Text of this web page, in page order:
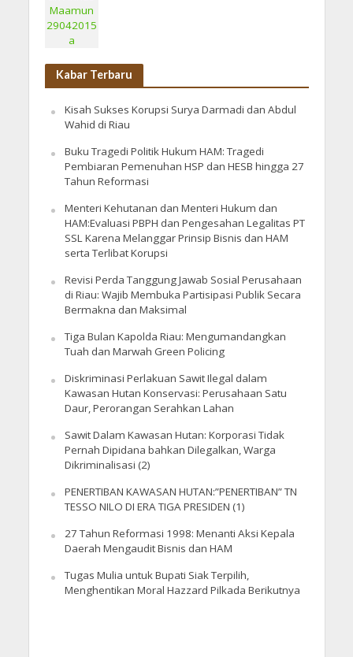
Kabar Terbaru
Kisah Sukses Korupsi Surya Darmadi dan Abdul
Wahid di Riau
Buku Tragedi Politik Hukum HAM: Tragedi
Pembiaran Pemenuhan HSP dan HESB hingga 27
Tahun Reformasi
Menteri Kehutanan dan Menteri Hukum dan
HAM:Evaluasi PBPH dan Pengesahan Legalitas PT
SSL Karena Melanggar Prinsip Bisnis dan HAM
serta Terlibat Korupsi
Revisi Perda Tanggung Jawab Sosial Perusahaan
di Riau: Wajib Membuka Partisipasi Publik Secara
Bermakna dan Maksimal
Tiga Bulan Kapolda Riau: Mengumandangkan
Tuah dan Marwah Green Policing
Diskriminasi Perlakuan Sawit Ilegal dalam
Kawasan Hutan Konservasi: Perusahaan Satu
Daur, Perorangan Serahkan Lahan
Sawit Dalam Kawasan Hutan: Korporasi Tidak
Pernah Dipidana bahkan Dilegalkan, Warga
Dikriminalisasi (2)
PENERTIBAN KAWASAN HUTAN:”PENERTIBAN” TN
TESSO NILO DI ERA TIGA PRESIDEN (1)
27 Tahun Reformasi 1998: Menanti Aksi Kepala
Daerah Mengaudit Bisnis dan HAM
Tugas Mulia untuk Bupati Siak Terpilih,
Menghentikan Moral Hazzard Pilkada Berikutnya